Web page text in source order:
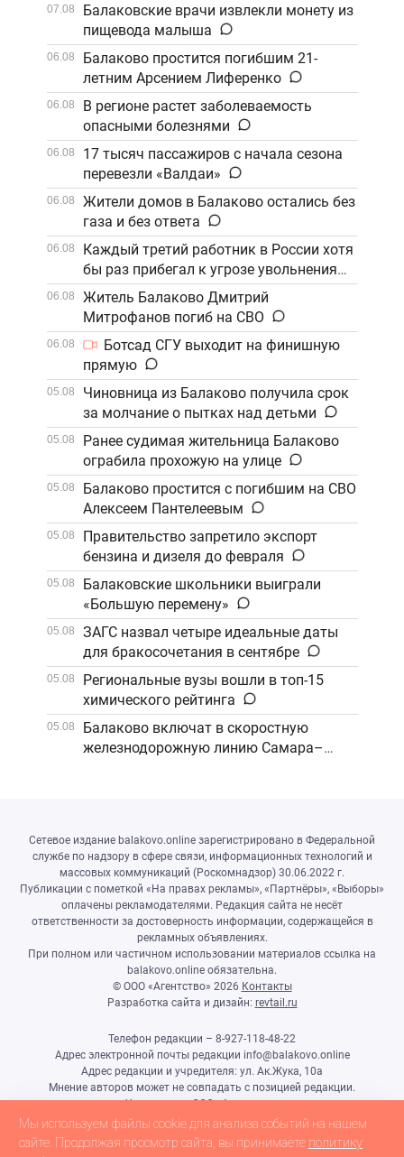
07.08
Балаковские врачи извлекли монету из
пищевода малыша
06.08
Балаково простится погибшим 21-
летним Арсением Лиференко
06.08
В регионе растет заболеваемость
опасными болезнями
06.08
17 тысяч пассажиров с начала сезона
перевезли «Валдаи»
06.08
Жители домов в Балаково остались без
газа и без ответа
06.08
Каждый третий работник в России хотя
бы раз прибегал к угрозе увольнения
06.08
Житель Балаково Дмитрий
Митрофанов погиб на СВО
06.08
Ботсад СГУ выходит на финишную
прямую
05.08
Чиновница из Балаково получила срок
за молчание о пытках над детьми
05.08
Ранее судимая жительница Балаково
ограбила прохожую на улице
05.08
Балаково простится с погибшим на СВО
Алексеем Пантелеевым
05.08
Правительство запретило экспорт
бензина и дизеля до февраля
05.08
Балаковские школьники выиграли
«Большую перемену»
05.08
ЗАГС назвал четыре идеальные даты
для бракосочетания в сентябре
05.08
Региональные вузы вошли в топ-15
химического рейтинга
05.08
Балаково включат в скоростную
железнодорожную линию Самара–
Сетевое издание balakovo.online зарегистрировано в Федеральной
службе по надзору в сфере связи, информационных технологий и
массовых коммуникаций (Роскомнадзор) 30.06.2022 г.
Публикации с пометкой «На правах рекламы», «Партнёры», «Выборы»
оплачены рекламодателями. Редакция сайта не несёт
ответственности за достоверность информации, содержащейся в
рекламных объявлениях.
При полном или частичном использовании материалов ссылка на
balakovo.online обязательна.
© ООО «Агентство» 2026 Контакты
Разработка сайта и дизайн: revtail.ru
Телефон редакции – 8-927-118-48-22
Адрес электронной почты редакции info@balakovo.online
Адрес редакции и учредителя: ул. Ак.Жука, 10а
Мнение авторов может не совпадать с позицией редакции.
Учредитель: ООО «Агентство»
Гл.редактор Ивлиева Н.Н.
Настоящий ресурс может содержать материалы 18+
Мы используем файлы cookie для анализа событий на нашем
сайте. Продолжая просмотр сайта, вы принимаете политику